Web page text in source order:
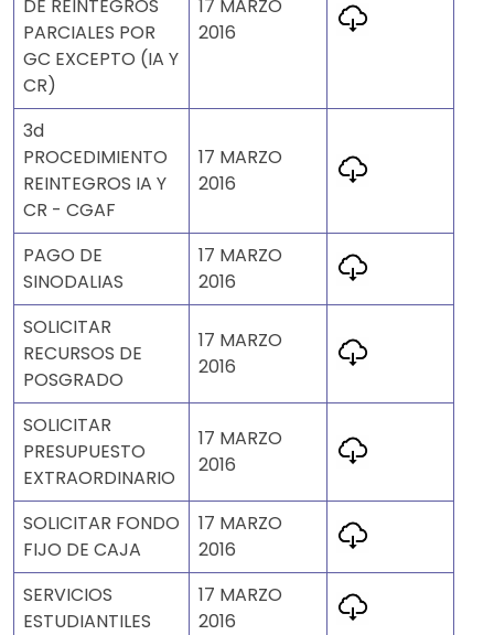
DE REINTEGROS
PARCIALES POR
GC EXCEPTO (IA Y
CR)
17 MARZO
2016
3d
PROCEDIMIENTO
REINTEGROS IA Y
CR - CGAF
17 MARZO
2016
PAGO DE
SINODALIAS
17 MARZO
2016
SOLICITAR
RECURSOS DE
POSGRADO
17 MARZO
2016
SOLICITAR
PRESUPUESTO
EXTRAORDINARIO
17 MARZO
2016
SOLICITAR FONDO
FIJO DE CAJA
17 MARZO
2016
SERVICIOS
ESTUDIANTILES
17 MARZO
2016